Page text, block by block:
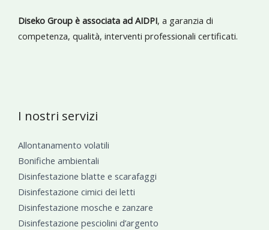
Diseko Group è associata ad AIDPI, a garanzia di
competenza, qualità, interventi professionali certificati.
I nostri servizi
Allontanamento volatili
Bonifiche ambientali
Disinfestazione blatte e scarafaggi
Disinfestazione cimici dei letti
Disinfestazione mosche e zanzare
Disinfestazione pesciolini d’argento